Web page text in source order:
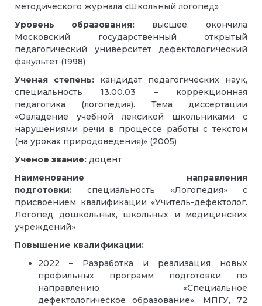
методического журнала «Школьный логопед»
Уровень образования: высшее, окончила
Московский государственный открытый
педагогический университет дефектологический
факультет (1998)
Ученая степень: кандидат педагогических наук,
специальность 13.00.03 – коррекционная
педагогика (логопедия). Тема диссертации
«Овладение учебной лексикой школьниками с
нарушениями речи в процессе работы с текстом
(на уроках природоведения)» (2005)
Ученое звание: доцент
Наименование направления
подготовки: специальность «Логопедия» с
присвоением квалификации «Учитель-дефектолог.
Логопед дошкольных, школьных и медицинских
учреждений»
Повышение квалификации:
2022 – Разработка и реализация новых
профильных программ подготовки по
направлению «Специальное
дефектологическое образование», МПГУ, 72